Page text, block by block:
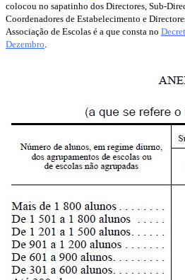
colocou no sapatinho dos Directores, Sub-
Coordenadores de Estabelecimento e
Associação de Escolas é a que consta no
Dezembro.